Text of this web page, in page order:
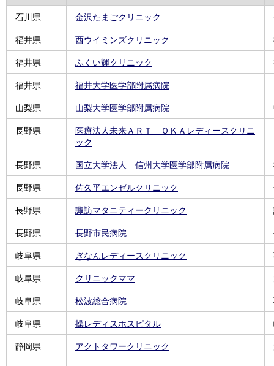
石川県 金沢たまごクリニック
福井県 西ウイミンズクリニック
福井県 ふくい輝クリニック
福井県 福井大学医学部附属病院
山梨県 山梨大学医学部附属病院
長野県
医療法人未来ＡＲＴ ＯＫＡレディースクリニ
ック
長野県 国立大学法人 信州大学医学部附属病院
長野県 佐久平エンゼルクリニック
長野県 諏訪マタニティークリニック
長野県 長野市民病院
岐阜県 ぎなんレディースクリニック
岐阜県 クリニックママ
岐阜県 松波総合病院
岐阜県 操レディスホスピタル
静岡県 アクトタワークリニック